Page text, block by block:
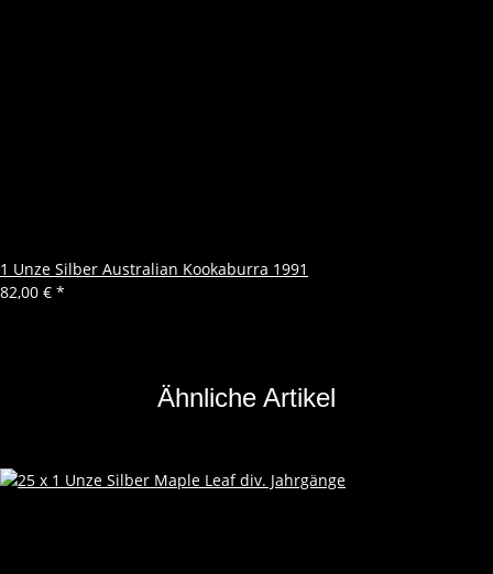
1 Unze Silber Australian Kookaburra 1991
82,00 € *
Ähnliche Artikel